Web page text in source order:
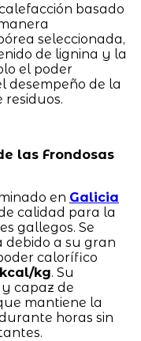
basado
seleccionada,
de lignina y la
el poder
desempeño de la
las Frondosas
en Galicia
calidad para la
gallegos. Se
a su gran
calorífico
kg. Su
capaz de
mantiene la
horas sin